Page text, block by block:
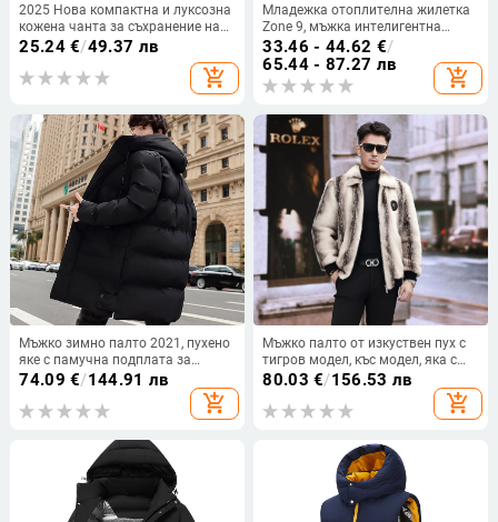
2025 Нова компактна и луксозна
кожена чанта за съхранение на
подлакътници в кола с
трансгранична дропшипинг
доставка
25.24€/49.37 лв
add_shopping_cart
Младежка отоплителна жилетка
Zone 9, мъжка интелигентна
отоплителна жилетка без ръкави
с електрическо зареждане и
отоплителна жилетка за средна и
по-възрастни хора
33.46 - 44.62 €/
65.44 - 87.27 лв
add_shopping_cart
Мъжко зимно палто 2021, пухено
яке с памучна подплата за
млади и средна възраст,
едноцветно, дълго, свободно яке
с памучна подплата за мъже,
74.09 €/144.91 лв
add_shopping_cart
Мъжко палто от изкуствен пух с
тигров модел, къс модел, яка с
лацкан, цип, зимно външно
80.03 €/156.53 лв
add_shopping_cart